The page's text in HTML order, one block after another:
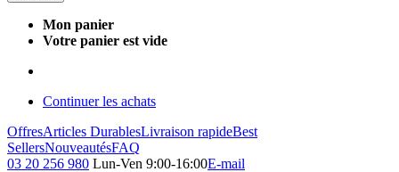
Mon panier
Votre panier est vide
Continuer les achats
OffresArticles DurablesLivraison rapideBest
SellersNouveautésFAQ
03 20 256 980 Lun-Ven 9:00-16:00E-mail